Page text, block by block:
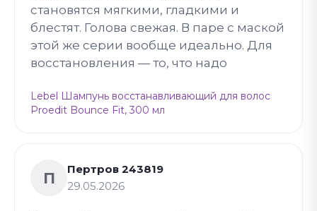
становятся мягкими, гладкими и
блестят. Голова свежая. В паре с маской
этой же серии вообще идеально. Для
восстановления — то, что надо
Lebel Шампунь восстанавливающий для волос
Proedit Bounce Fit, 300 мл
П
Пертров 243819
29.05.2026